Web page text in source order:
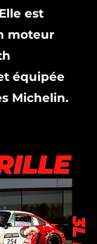
est
moteur
équipée
Michelin.